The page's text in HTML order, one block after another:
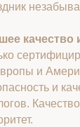
качество
и
и